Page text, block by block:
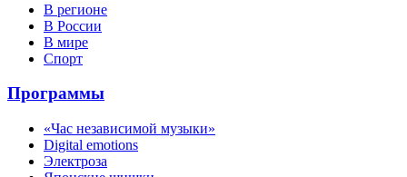
В регионе
В России
В мире
Спорт
Программы
«Час независимой музыки»
Digital emotions
Электроза